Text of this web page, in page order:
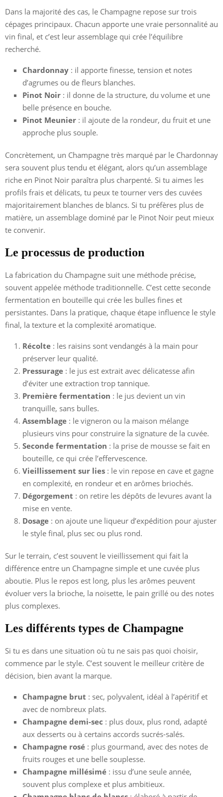
Dans la majorité des cas, le Champagne repose sur trois
cépages principaux. Chacun apporte une vraie personnalité au
vin final, et c’est leur assemblage qui crée l’équilibre
recherché.
Chardonnay : il apporte finesse, tension et notes
d’agrumes ou de fleurs blanches.
Pinot Noir : il donne de la structure, du volume et une
belle présence en bouche.
Pinot Meunier : il ajoute de la rondeur, du fruit et une
approche plus souple.
Concrètement, un Champagne très marqué par le Chardonnay
sera souvent plus tendu et élégant, alors qu’un assemblage
riche en Pinot Noir paraîtra plus charpenté. Si tu aimes les
profils frais et délicats, tu peux te tourner vers des cuvées
majoritairement blanches de blancs. Si tu préfères plus de
matière, un assemblage dominé par le Pinot Noir peut mieux
te convenir.
Le processus de production
La fabrication du Champagne suit une méthode précise,
souvent appelée méthode traditionnelle. C’est cette seconde
fermentation en bouteille qui crée les bulles fines et
persistantes. Dans la pratique, chaque étape influence le style
final, la texture et la complexité aromatique.
Récolte : les raisins sont vendangés à la main pour
préserver leur qualité.
Pressurage : le jus est extrait avec délicatesse afin
d’éviter une extraction trop tannique.
Première fermentation : le jus devient un vin
tranquille, sans bulles.
Assemblage : le vigneron ou la maison mélange
plusieurs vins pour construire la signature de la cuvée.
Seconde fermentation : la prise de mousse se fait en
bouteille, ce qui crée l’effervescence.
Vieillissement sur lies : le vin repose en cave et gagne
en complexité, en rondeur et en arômes briochés.
Dégorgement : on retire les dépôts de levures avant la
mise en vente.
Dosage : on ajoute une liqueur d’expédition pour ajuster
le style final, plus sec ou plus rond.
Sur le terrain, c’est souvent le vieillissement qui fait la
différence entre un Champagne simple et une cuvée plus
aboutie. Plus le repos est long, plus les arômes peuvent
évoluer vers la brioche, la noisette, le pain grillé ou des notes
plus complexes.
Les différents types de Champagne
Si tu es dans une situation où tu ne sais pas quoi choisir,
commence par le style. C’est souvent le meilleur critère de
décision, bien avant la marque.
Champagne brut : sec, polyvalent, idéal à l’apéritif et
avec de nombreux plats.
Champagne demi-sec : plus doux, plus rond, adapté
aux desserts ou à certains accords sucrés-salés.
Champagne rosé : plus gourmand, avec des notes de
fruits rouges et une belle souplesse.
Champagne millésimé : issu d’une seule année,
souvent plus complexe et plus ambitieux.